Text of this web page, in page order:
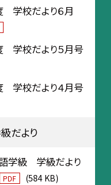
学校だより６月
学校だより５月号
学校だより４月号
だより
学級 学級だより
PDF (584 KB)